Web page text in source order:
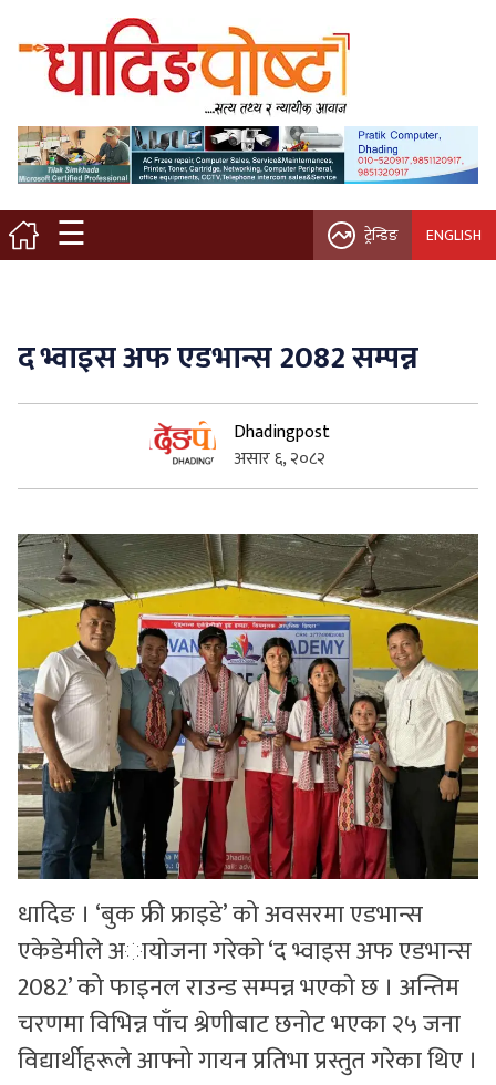
☰
मुख्य पृष्ठ
स्थानीय समाचार
विचार / ब्लग
नगर/गाउँ पालिका
कृषि/सहकारी
प्रवास
सुचनाहरु
स्वास्थ्य
ट्रेन्डिङ ENGLISH
द भ्वाइस अफ एडभान्स 2082 सम्पन्न
Dhadingpost
असार ६, २०८२
धादिङ । ‘बुक फ्री फ्राइडे’ को अवसरमा एडभान्स
एकेडेमीले अायाेजना गरेकाे ‘द भ्वाइस अफ एडभान्स
2082’ को फाइनल राउन्ड सम्पन्न भएकाे छ । अन्तिम
चरणमा विभिन्न पाँच श्रेणीबाट छनोट भएका २५ जना
विद्यार्थीहरूले आफ्नो गायन प्रतिभा प्रस्तुत गरेका थिए ।